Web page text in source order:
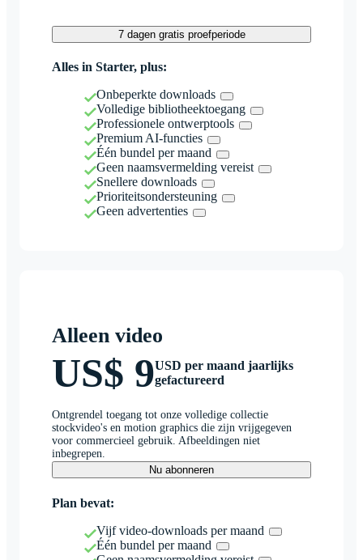
7 dagen gratis proefperiode
Alles in Starter, plus:
Onbeperkte downloads
Volledige bibliotheektoegang
Professionele ontwerptools
Premium AI-functies
Één bundel per maand
Geen naamsvermelding vereist
Snellere downloads
Prioriteitsondersteuning
Geen advertenties
Alleen video
US$ 9USD per maand jaarlijks
gefactureerd
Ontgrendel toegang tot onze volledige collectie
stockvideo's en motion graphics die zijn vrijgegeven
voor commercieel gebruik. Afbeeldingen niet
inbegrepen.
Nu abonneren
Plan bevat:
Vijf video-downloads per maand
Één bundel per maand